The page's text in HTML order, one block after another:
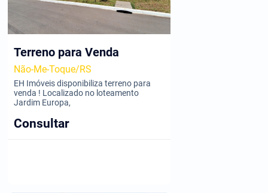
Terreno para Venda
Não-Me-Toque/RS
EH Imóveis disponibiliza terreno para
venda ! Localizado no loteamento
Jardim Europa,
Consultar